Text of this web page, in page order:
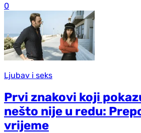
0
Ljubav i seks
Prvi znakovi koji
nešto nije u redu:
vrijeme